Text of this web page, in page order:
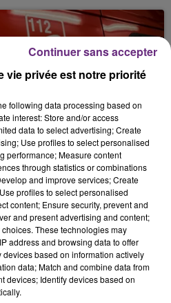
BLOQUE LA
LES ARDENNES
déclaré ce mercredi en
vie privée est notre priorité
following data processing based on
interest: Store and/or access
data to select advertising; Create
Use profiles to select personalised
performance; Measure content
through statistics or combinations
and improve services; Create
profiles to select personalised
content; Ensure security, prevent and
and present advertising and content;
These technologies may
address and browsing data to offer
based on information actively
data; Match and combine data from
devices; Identify devices based on
Continuer sans accepter